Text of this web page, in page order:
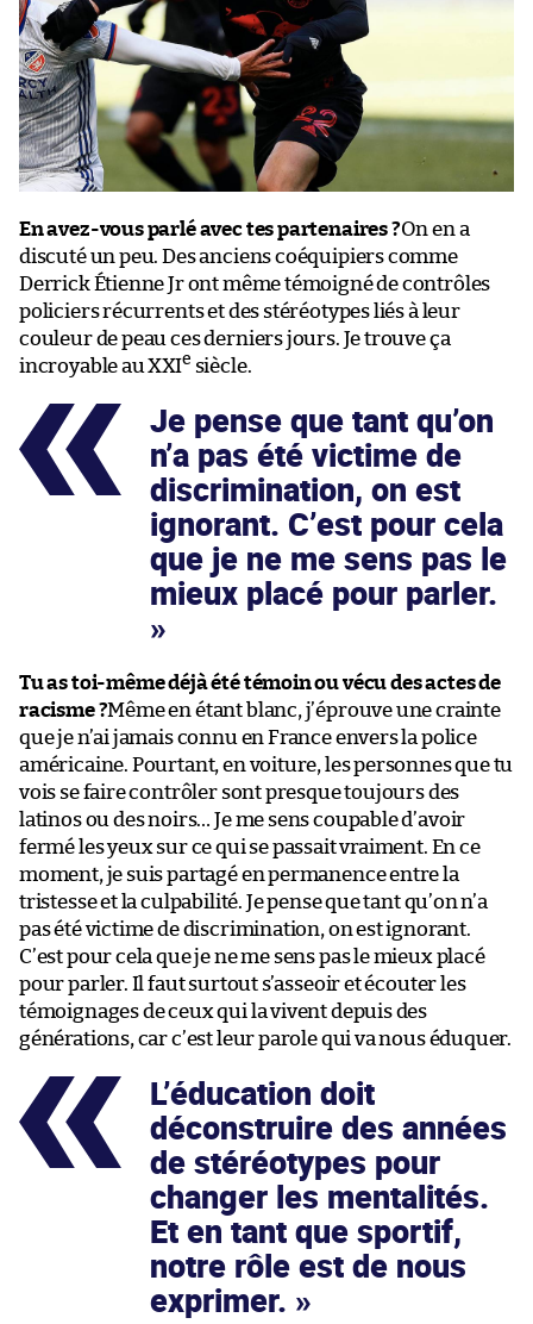
En avez-vous parlé avec tes partenaires ?On en a
discuté un peu. Des anciens coéquipiers comme
Derrick Étienne Jr ont même témoigné de contrôles
policiers récurrents et des stéréotypes liés à leur
couleur de peau ces derniers jours. Je trouve ça
incroyable au XXIe siècle.
Je pense que tant qu’on
n’a pas été victime de
discrimination, on est
ignorant. C’est pour cela
que je ne me sens pas le
mieux placé pour parler.
Tu as toi-même déjà été témoin ou vécu des actes de
racisme ?Même en étant blanc, j’éprouve une crainte
que je n’ai jamais connu en France envers la police
américaine. Pourtant, en voiture, les personnes que tu
vois se faire contrôler sont presque toujours des
latinos ou des noirs… Je me sens coupable d’avoir
fermé les yeux sur ce qui se passait vraiment. En ce
moment, je suis partagé en permanence entre la
tristesse et la culpabilité. Je pense que tant qu’on n’a
pas été victime de discrimination, on est ignorant.
C’est pour cela que je ne me sens pas le mieux placé
pour parler. Il faut surtout s’asseoir et écouter les
témoignages de ceux qui la vivent depuis des
générations, car c’est leur parole qui va nous éduquer.
L’éducation doit
déconstruire des années
de stéréotypes pour
changer les mentalités.
Et en tant que sportif,
notre rôle est de nous
exprimer.